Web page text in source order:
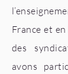
France et
des
avons